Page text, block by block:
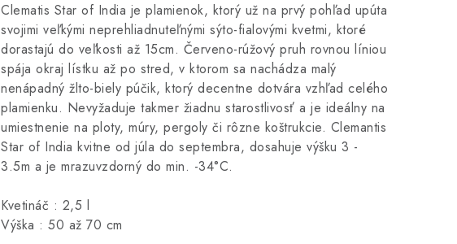
Clematis Star of India je plamienok, ktorý už na prvý pohľad upúta
svojimi veľkými neprehliadnuteľnými sýto-fialovými kvetmi, ktoré
dorastajú do veľkosti až 15cm. Červeno-rúžový pruh rovnou líniou
spája okraj lístku až po stred, v ktorom sa nachádza malý
nenápadný žlto-biely púčik, ktorý decentne dotvára vzhľad celého
plamienku. Nevyžaduje takmer žiadnu starostlivosť a je ideálny na
umiestnenie na ploty, múry, pergoly či rôzne koštrukcie. Clemantis
Star of India kvitne od júla do septembra, dosahuje výšku 3 -
3.5m a je mrazuvzdorný do min. -34°C.
Kvetináč : 2,5 l
Výška : 50 až 70 cm